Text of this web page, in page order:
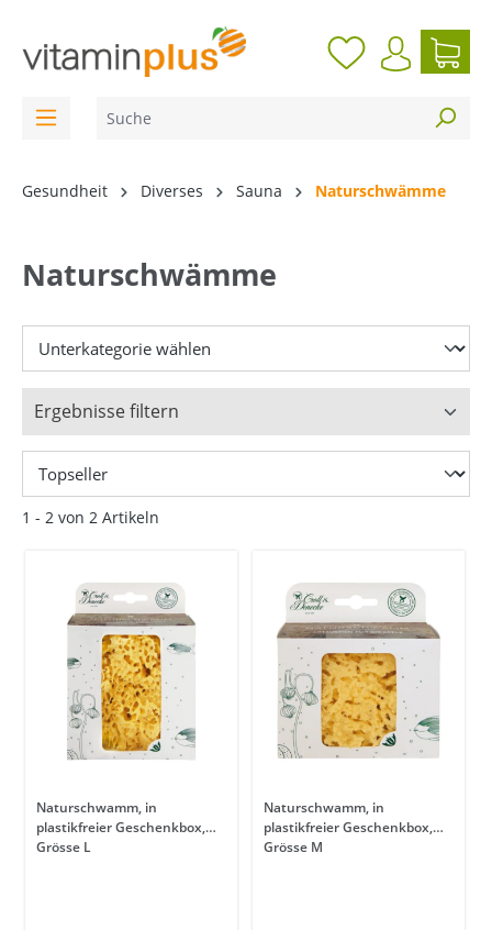
Gesundheit Diverses Sauna Naturschwämme
Naturschwämme
Ergebnisse filtern
1 - 2 von 2 Artikeln
Naturschwamm, in
plastikfreier Geschenkbox,
Grösse L
Naturschwamm, in
plastikfreier Geschenkbox,
Grösse M